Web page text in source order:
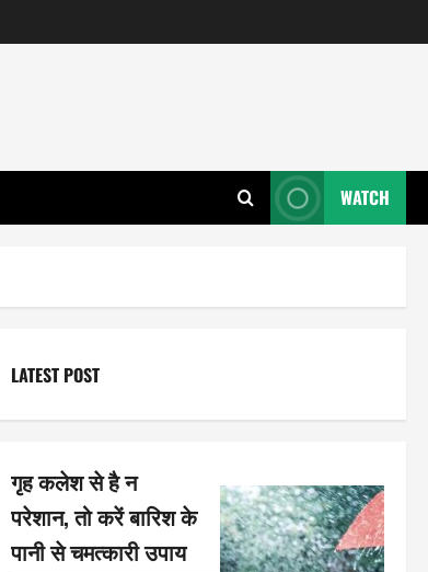
WATCH
LATEST POST
गृह कलेश से है न
परेशान, तो करें बारिश के
पानी से चमत्कारी उपाय